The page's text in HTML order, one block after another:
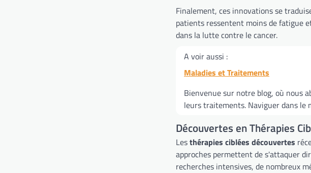
Finalement, ces innovations se
patients ressentent moins de fatigue
dans la lutte contre le cancer.
A voir aussi :
Maladies et Traitements
Bienvenue sur notre blog, où nous
leurs traitements. Naviguer dans le
Découvertes en Thérapies
Lesthérapies ciblées découvertes
approches permettent de s'attaquer
recherches intensives, de nombreux